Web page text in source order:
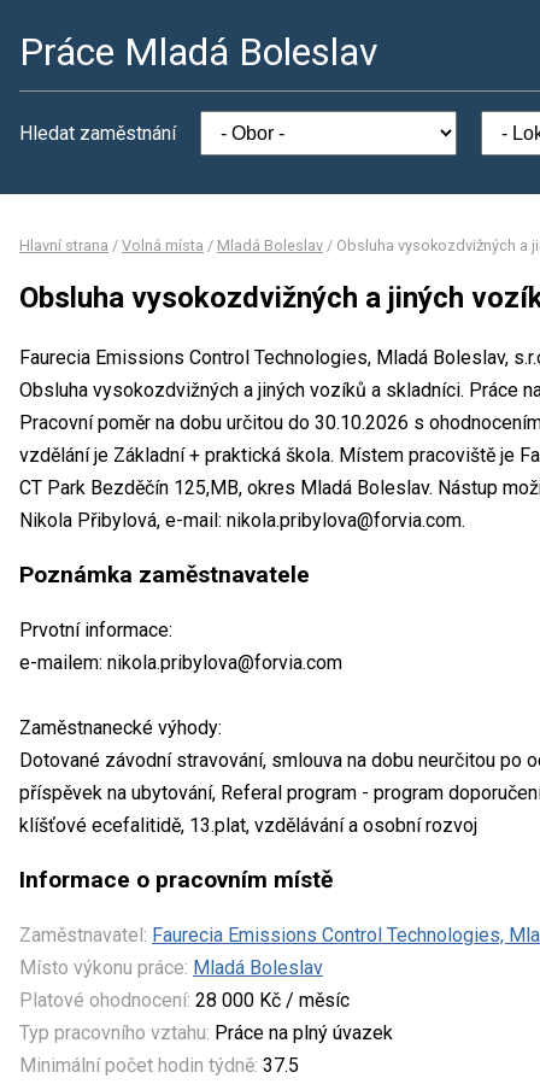
Práce Mladá Boleslav
Hledat zaměstnání
Hlavní strana / Volná místa / Mladá Boleslav / Obsluha vysokozdvižných a
Obsluha vysokozdvižných a jiných
Faurecia Emissions Control Technologies, Mladá Boleslav,
Obsluha vysokozdvižných a jiných vozíků a skladníci. Práce
Pracovní poměr na dobu určitou do 30.10.2026 s
vzdělání je Základní + praktická škola. Místem pracoviště je
CT Park Bezděčín 125,MB, okres Mladá Boleslav. Nástup
Nikola Přibylová, e-mail: nikola.pribylova@forvia.com.
Poznámka zaměstnavatele
Prvotní informace:
e-mailem: nikola.pribylova@forvia.com
Zaměstnanecké výhody:
Dotované závodní stravování, smlouva na dobu neurčitou po
příspěvek na ubytování, Referal program - program
klíšťové ecefalitidě, 13.plat, vzdělávání a osobní rozvoj
Informace o pracovním místě
Zaměstnavatel: Faurecia Emissions Control Technologies,
Místo výkonu práce: Mladá Boleslav
Platové ohodnocení: 28 000 Kč / měsíc
Typ pracovního vztahu: Práce na plný úvazek
Minimální počet hodin týdně: 37.5